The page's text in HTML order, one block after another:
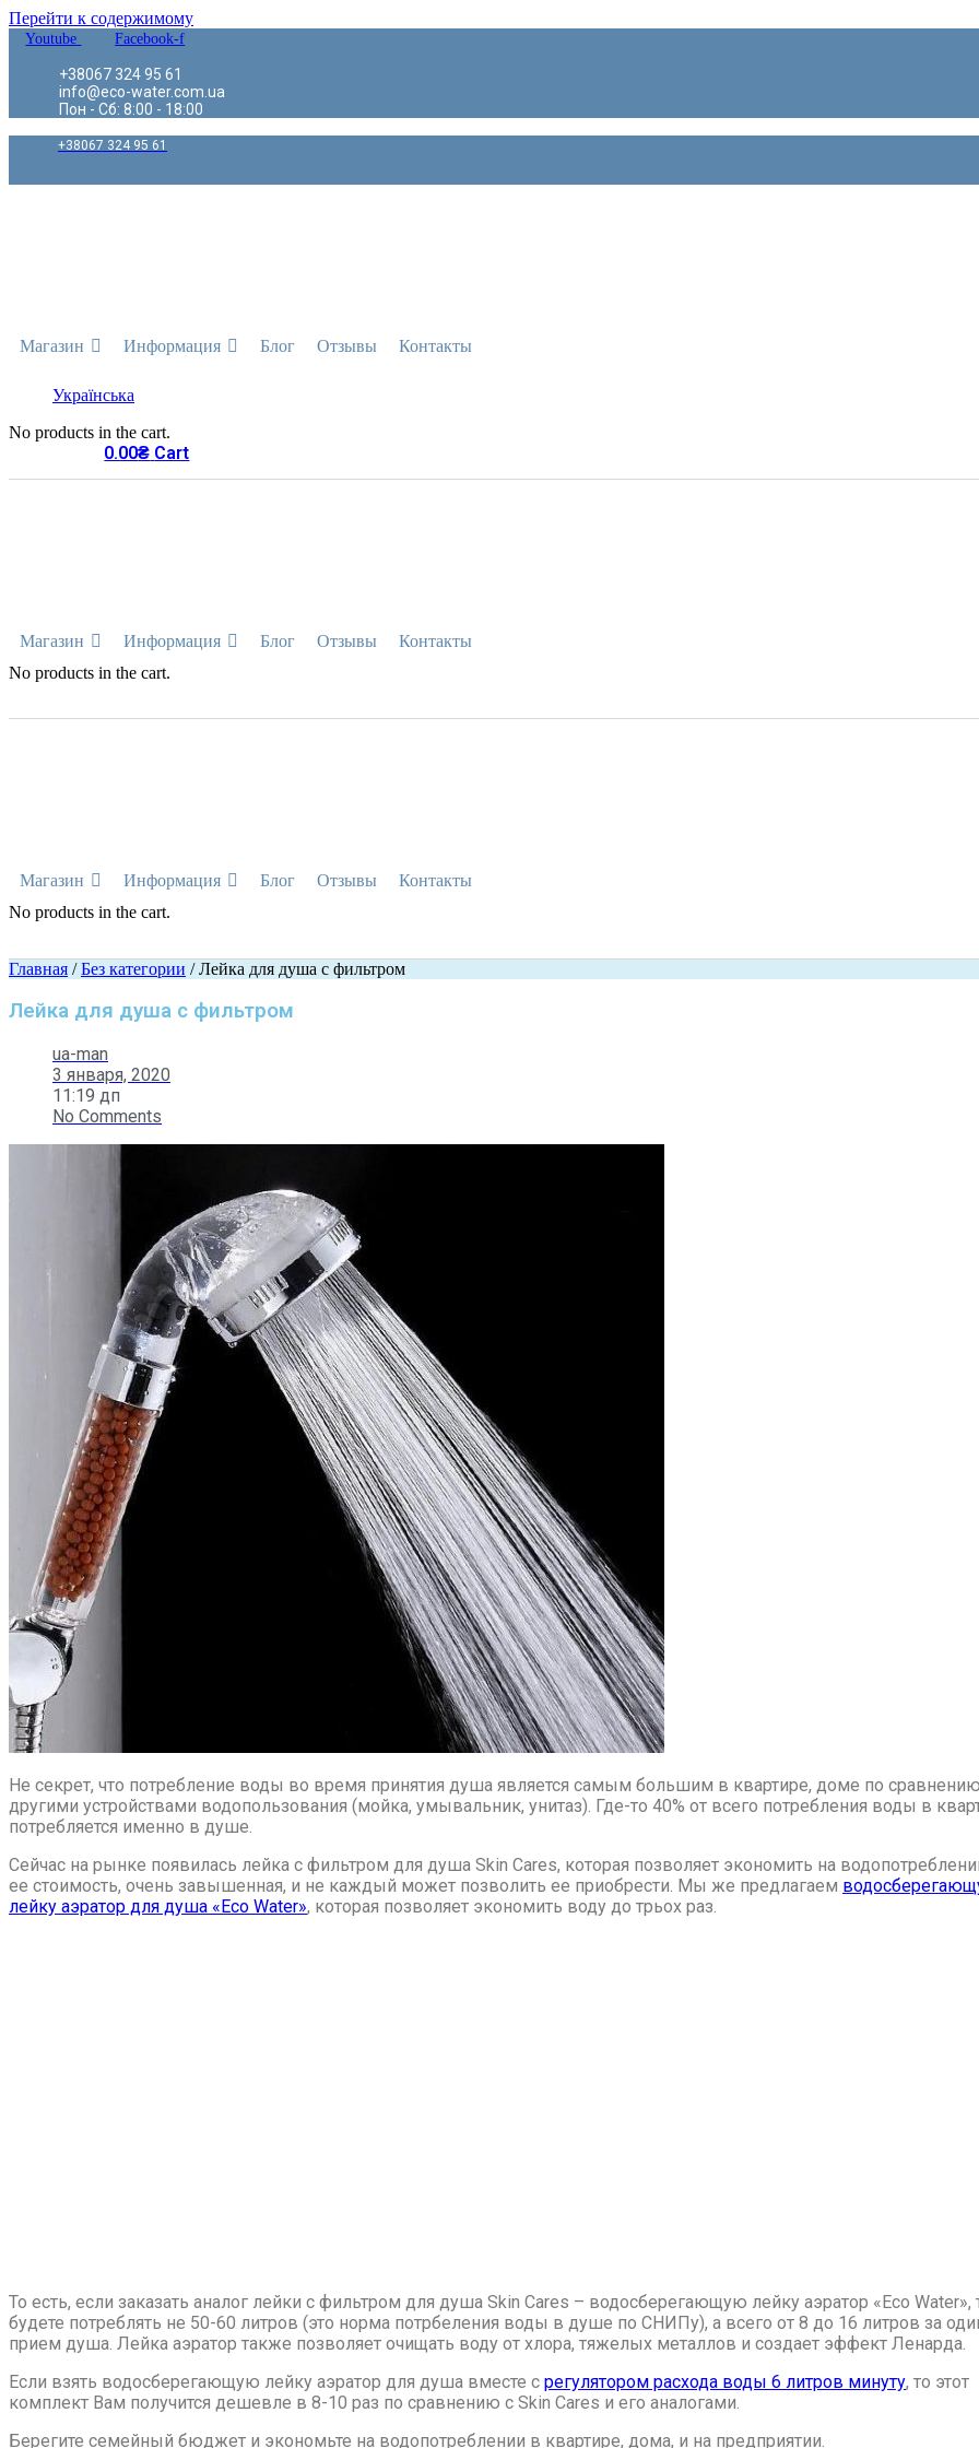
Перейти к содержимому
Youtube Facebook-f
+38067 324 95 61
info@eco-water.com.ua
Пон - Сб: 8:00 - 18:00
+38067 324 95 61
Магазин Информация Блог Отзывы Контакты
Українська
No products in the cart.
0.00₴ Cart
Магазин Информация Блог Отзывы
Контакты
No products in the cart.
Магазин Информация Блог Отзывы
Контакты
No products in the cart.
Главная /Без категории / Лейка для душа с фильтром
Лейка для душа с фильтром
ua-man
3 января, 2020
11:19 дп
No Comments
Не секрет, что потребление воды во время принятия душа является самым большим в квартире, доме по
другими устройствами водопользования (мойка, умывальник, унитаз). Где-то 40% от всего потребления воды в
потребляется именно в душе.
Сейчас на рынке появилась лейка с фильтром для душа Skin Cares, которая позволяет экономить на
ее стоимость, очень завышенная, и не каждый может позволить ее приобрести. Мы же предлагаем
лейку аэратор для душа «Eco Water», которая позволяет экономить воду до трьох раз.
То есть, если заказать аналог лейки с фильтром для душа Skin Cares – водосберегающую лейку аэратор «Eco Water»,
будете потреблять не 50-60 литров (это норма потрбеления воды в душе по СНИПу), а всего от 8 до 16 литров за
прием душа. Лейка аэратор также позволяет очищать воду от хлора, тяжелых металлов и создает эффект Ленарда.
Если взять водосберегающую лейку аэратор для душа вместе с регулятором расхода воды 6 литров минуту, то этот
комплект Вам получится дешевле в 8-10 раз по сравнению с Skin Cares и его аналогами.
Берегите семейный бюджет и экономьте на водопотреблении в квартире, дома, и на предприятии.